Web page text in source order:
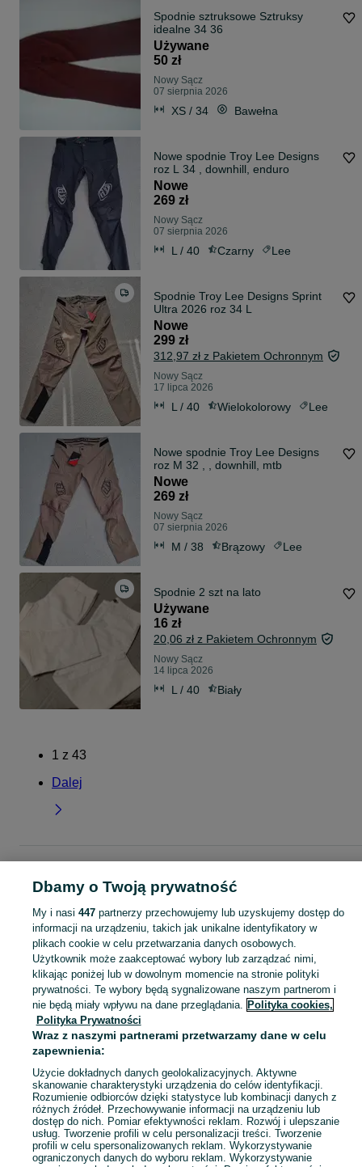
Spodnie sztruksowe Sztruksy
idealne 34 36
Używane
50 zł
Nowy Sącz
07 sierpnia 2026
XS / 34 Bawełna
Nowe spodnie Troy Lee Designs
roz L 34 , downhill, enduro
Nowe
269 zł
Nowy Sącz
07 sierpnia 2026
L / 40 Czarny Lee
Spodnie Troy Lee Designs Sprint
Ultra 2026 roz 34 L
Nowe
299 zł
312,97 zł z Pakietem Ochronnym
Nowy Sącz
17 lipca 2026
L / 40 Wielokolorowy Lee
Nowe spodnie Troy Lee Designs
roz M 32 , , downhill, mtb
Nowe
269 zł
Nowy Sącz
07 sierpnia 2026
M / 38 Brązowy Lee
Spodnie 2 szt na lato
Używane
16 zł
20,06 zł z Pakietem Ochronnym
Nowy Sącz
14 lipca 2026
L / 40 Biały
1 z 43
Dalej
Klasyczne spodnie - Małopolskie
Klasyczne spodnie - Nowy Sącz
KATEGORIA
Szeroki wybór spodni klasycznych damskich Nowy Sącz ✅ Nowe i używane ▶️ Różne materiały, kolory i rozmiary ✌ Porównaj ceny i wybierz ofertę na OLX.pl! Zobacz
Mapa kategorii
Mapa miejscowości
Mapa ministron
Popularne wyszukiwania
Dbamy o Twoją prywatność
My i nasi 447partnerzy przechowujemy lub uzyskujemy dostęp do
informacji na urządzeniu, takich jak unikalne identyfikatory w
plikach cookie w celu przetwarzania danych osobowych.
Użytkownik może zaakceptować wybory lub zarządzać nimi,
klikając poniżej lub w dowolnym momencie na stronie polityki
prywatności. Te wybory będą sygnalizowane naszym partnerom i
nie będą miały wpływu na dane przeglądania. Polityka cookies,
Polityka Prywatności
Wraz z naszymi partnerami przetwarzamy dane w celu
zapewnienia:
Użycie dokładnych danych geolokalizacyjnych. Aktywne
skanowanie charakterystyki urządzenia do celów identyfikacji.
Rozumienie odbiorców dzięki statystyce lub kombinacji danych z
różnych źródeł. Przechowywanie informacji na urządzeniu lub
dostęp do nich. Pomiar efektywności reklam. Rozwój i ulepszanie
usług. Tworzenie profili w celu personalizacji treści. Tworzenie
profili w celu spersonalizowanych reklam. Wykorzystywanie
ograniczonych danych do wyboru reklam. Wykorzystywanie